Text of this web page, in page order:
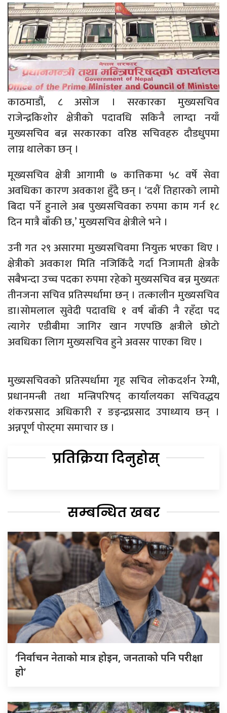
काठमाडौं, ८ असोज । सरकारका मुख्यसचिव
राजेन्द्रकिशोर क्षेत्रीको पदावधि सकिनै लाग्दा नयाँ
मुख्यसचिव बन्न सरकारका वरिष्ठ सचिवहरु दौडधुपमा
लाग्न थालेका छन् ।
मूख्यसचिव क्षेत्री आगामी ७ कात्तिकमा ५८ वर्षे सेवा
अवधिका कारण अवकाश हुँदै छन् । ‘दशैं तिहारको लामो
बिदा पर्ने हुनाले अब पुख्यसचिवका रुपमा काम गर्न १८
दिन मात्रै बाँकी छ,’ मुख्यसचिव क्षेत्रीले भने ।
उनी गत २९ असारमा मुख्यसचिवमा नियुक्त भएका थिए ।
क्षेत्रीको अवकाश मिति नजिकिँदै गर्दा निजामती क्षेत्रकै
सबैभन्दा उच्च पदका रुपमा रहेको मुख्यसचिव बन्न मुख्यतः
तीनजना सचिव प्रतिस्पर्धामा छन् । तत्कालीन मुख्यसचिव
डा।सोमलाल सुवेदी पदावधि १ वर्ष बाँकी नै रहँदा पद
त्यागेर एडीबीमा जागिर खान गएपछि क्षत्रीले छोटो
अवधिका लािग मुख्यसचिव हुने अवसर पाएका थिए ।
मुख्यसचिवको प्रतिस्पर्धामा गृह सचिव लोकदर्शन रेग्मी,
प्रधानमन्त्री तथा मन्त्रिपरिषद् कार्यालयका सचिवद्धय
शंकरप्रसाद अधिकारी र ङइन्द्रप्रसाद उपाध्याय छन् ।
अन्नपूर्ण पोस्ट्मा समाचार छ ।
प्रतिक्रिया दिनुहोस्
सम्बन्धित खबर
‘निर्वाचन नेताको मात्र होइन, जनताको पनि परीक्षा
हो’